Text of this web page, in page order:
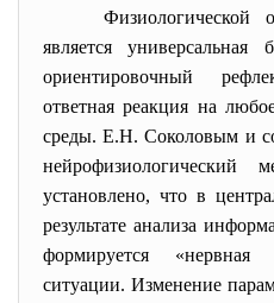
Физиологической
является универсальная
ориентировочный
ответная реакция на
среды. Е.Н. Соколовым и
нейрофизиологический
установлено, что в
результате анализа
формируется
ситуации. Изменение